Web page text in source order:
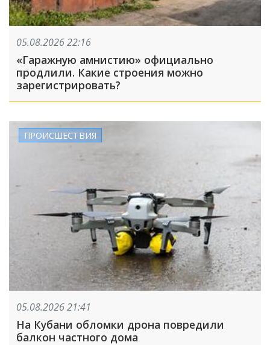
05.08.2026 22:16
«Гаражную амнистию» официально
продлили. Какие строения можно
зарегистрировать?
ПРОИСШЕСТВИЯ
05.08.2026 21:41
На Кубани обломки дрона повредили
балкон частного дома